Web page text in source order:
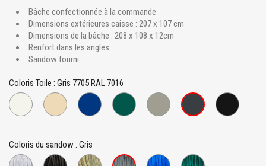
Bâche confectionnée à la commande
Dimensions extérieures caisse : 207 x 107 cm
Dimensions de la bâche : 208 x 108 x 12cm
Renfort dans les angles
Sandow fourni
Coloris Toile : Gris 7705 RAL 7016
Blanc
867
Beige
7458
Bleu
941
Vert
995
Gris
939
Gris
7705
Noir
810
Coloris du sandow : Gris
Blanc Noir Beige Gris Bleu Vert